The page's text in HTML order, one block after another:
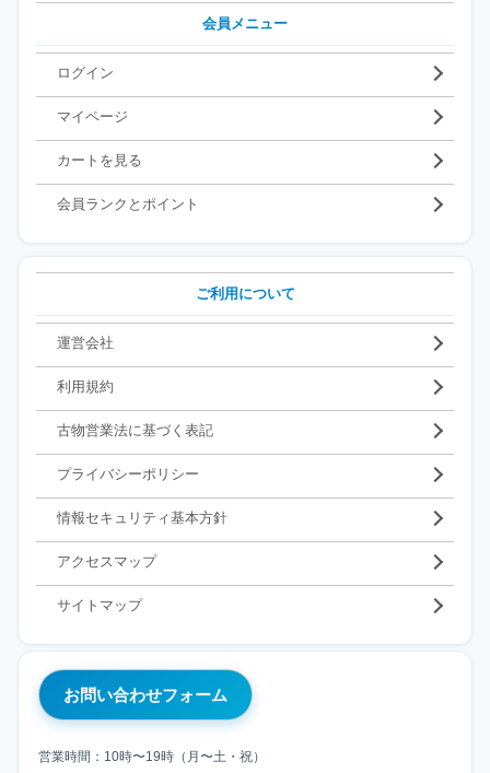
会員メニュー
ログイン
マイページ
カートを見る
会員ランクとポイント
ご利用について
運営会社
利用規約
古物営業法に基づく表記
プライバシーポリシー
情報セキュリティ基本方針
アクセスマップ
サイトマップ
お問い合わせフォーム
営業時間：10時〜19時（月〜土・祝）